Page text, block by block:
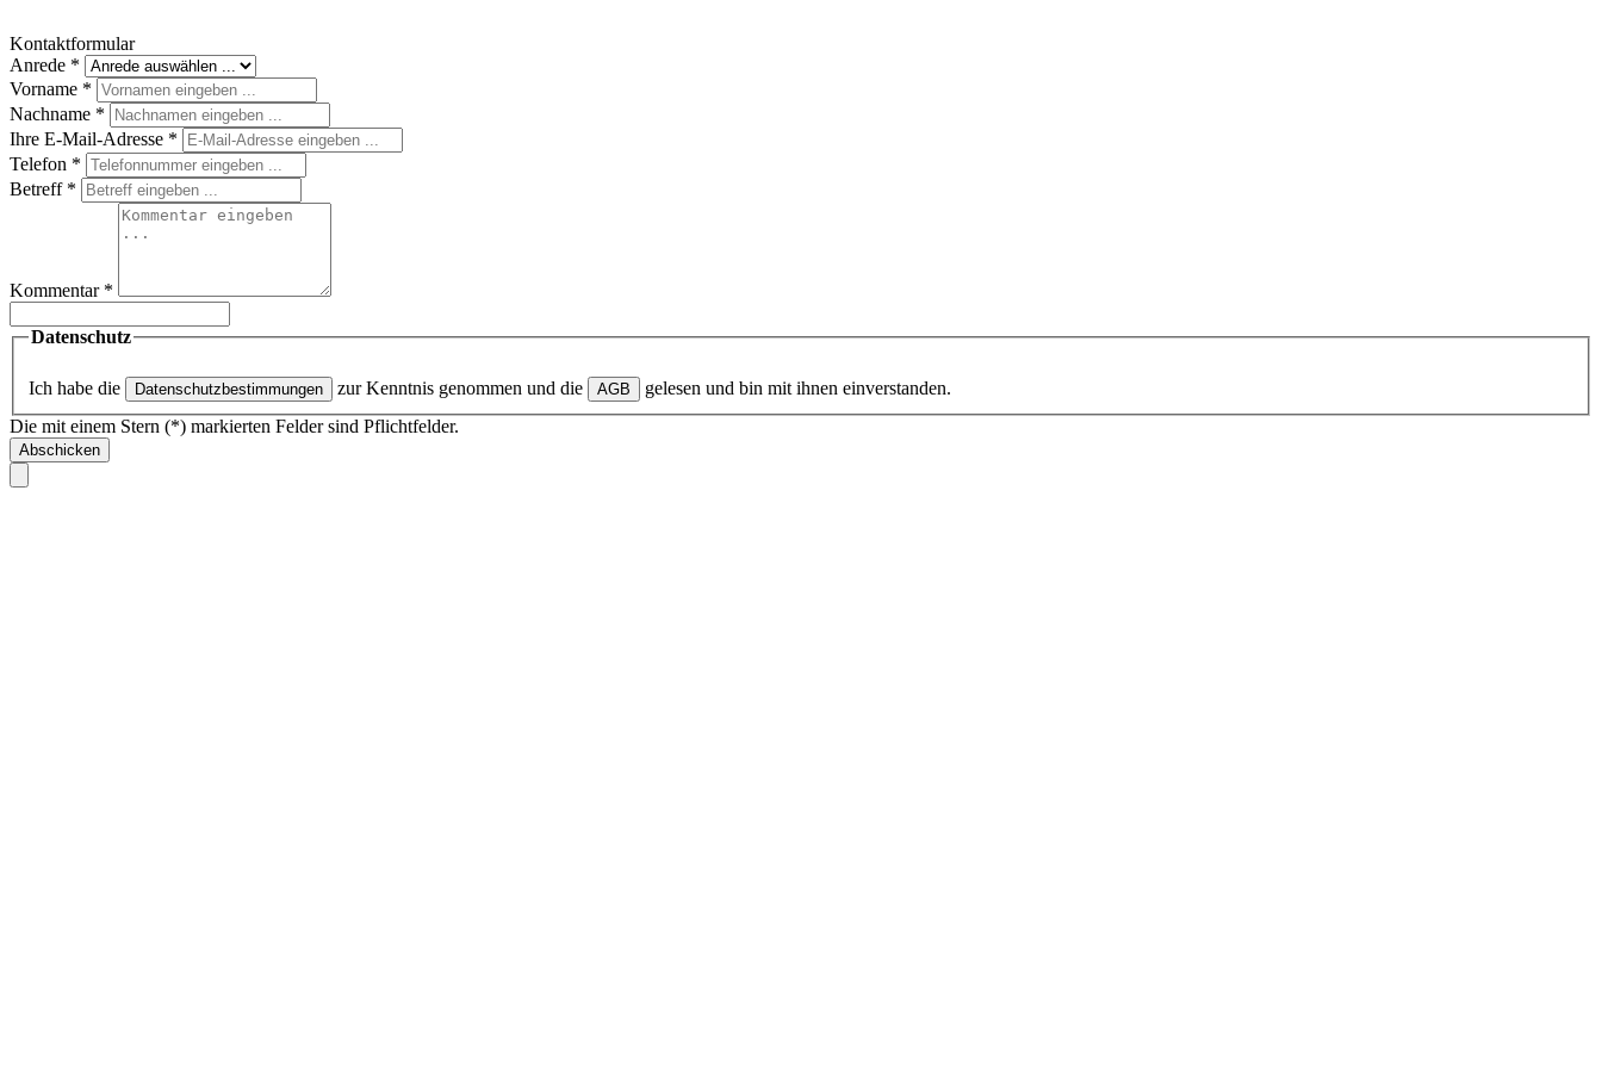
Kontaktformular
Anrede *
Vorname *
Nachname *
Ihre E-Mail-Adresse *
Telefon *
Betreff *
Kommentar *
Datenschutz
Ich habe die Datenschutzbestimmungen zur Kenntnis genommen und die AGB
gelesen und bin mit ihnen einverstanden.
Die mit einem Stern (*) markierten Felder sind Pflichtfelder.
Abschicken